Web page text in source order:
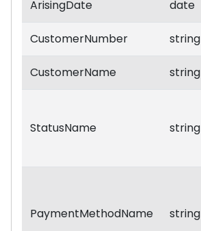
ArisingDate date
CustomerNumber string
CustomerName string
StatusName string
PaymentMethodName string